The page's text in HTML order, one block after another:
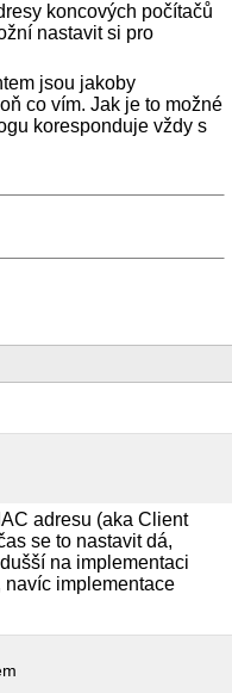
koncových počítačů
nastavit si pro
jsou jakoby
co vím. Jak je to možné
koresponduje vždy s
adresu (aka Client
se to nastavit dá,
na implementaci
navíc implementace